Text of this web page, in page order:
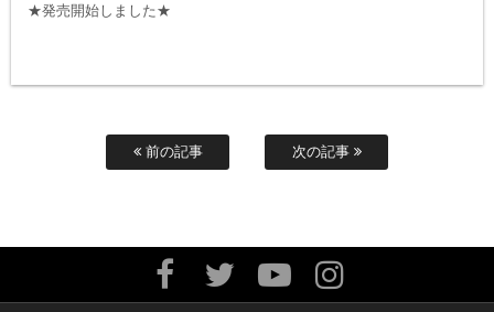
★発売開始しました★
前の記事 次の記事